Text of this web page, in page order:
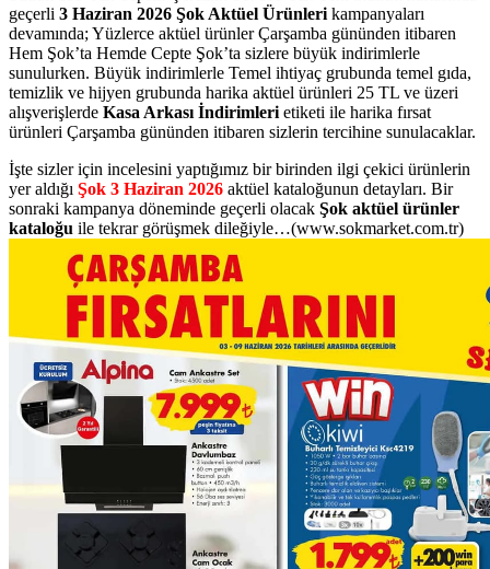
geçerli 3 Haziran 2026 Şok Aktüel Ürünlerikampanyaları
devamında; Yüzlerce aktüel ürünlerÇarşamba gününden itibaren
Hem Şok’ta Hemde Cepte Şok’ta sizlere büyük indirimlerle
sunulurken. Büyük indirimlerle Temel ihtiyaç grubunda temel gıda,
temizlik ve hijyen grubunda harika aktüel ürünleri 25 TL ve üzeri
alışverişlerde Kasa Arkası İndirimlerietiketi ile harika fırsat
ürünleri Çarşamba gününden itibaren sizlerin tercihine sunulacaklar.
İşte sizler için incelesini yaptığımız bir birinden ilgi çekici ürünlerin
yer aldığı Şok 3 Haziran 2026 aktüel kataloğunun detayları. Bir
sonraki kampanya döneminde geçerli olacak Şok aktüel ürünler
kataloğu ile tekrar görüşmek dileğiyle…(www.sokmarket.com.tr)